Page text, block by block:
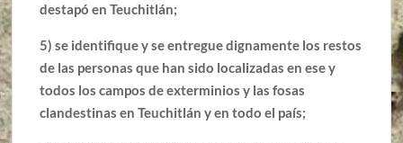
destapó en Teuchitlán;
5) se identifique y se entregue dignamente los restos
de las personas que han sido localizadas en ese y
todos los campos de exterminios y las fosas
clandestinas en Teuchitlán y en todo el país;